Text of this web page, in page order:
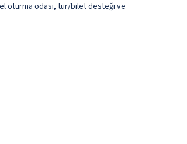
oturma odası, tur/bilet desteği ve